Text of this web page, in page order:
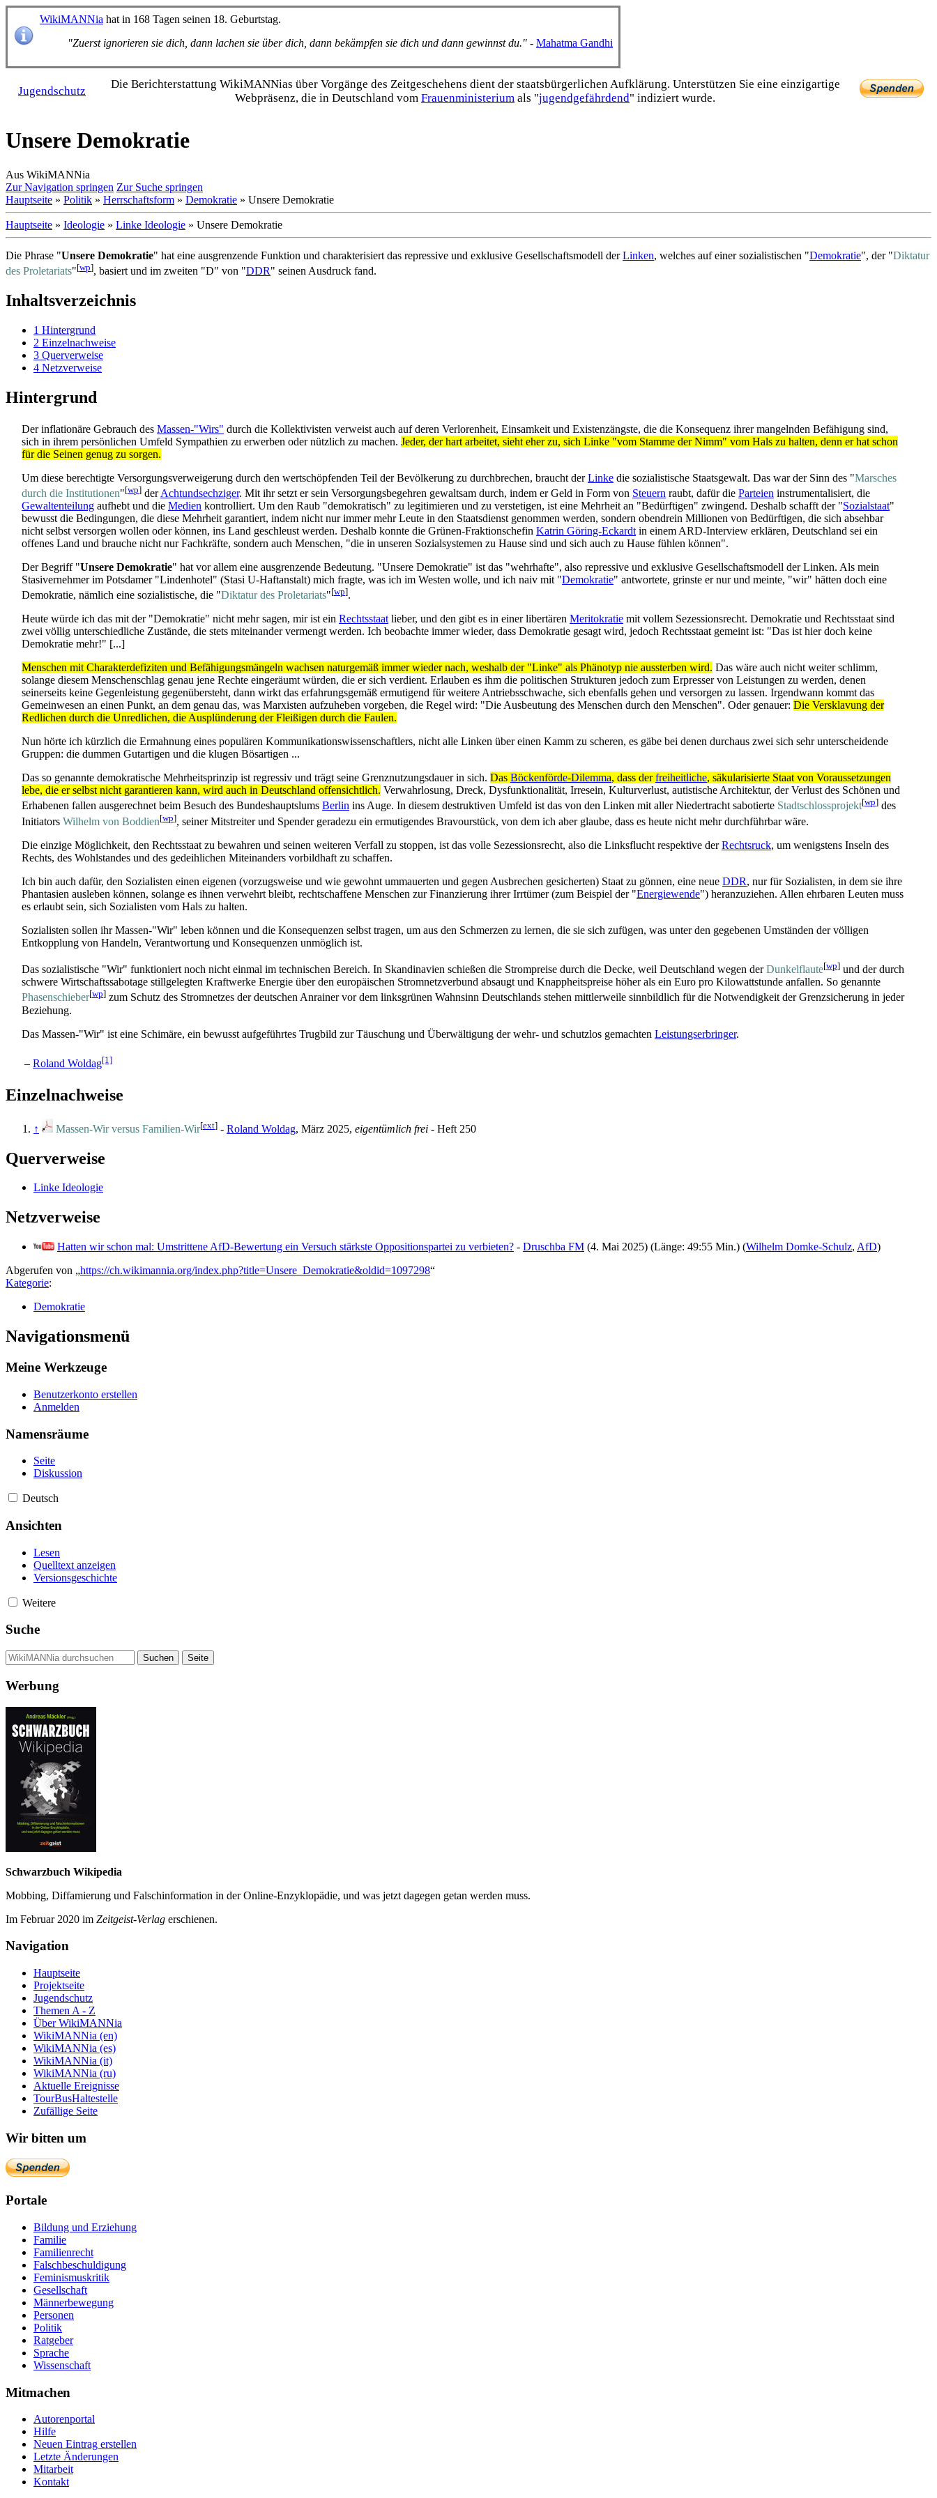
WikiMANNia hat in 168 Tagen seinen 18. Geburtstag.
"Zuerst ignorieren sie dich, dann lachen sie über dich, dann bekämpfen sie dich und dann gewinnst du." - Mahatma Gandhi
Jugendschutz
Die Bericht­erstattung WikiMANNias über Vorgänge des Zeitgeschehens dient der staats­bürgerlichen Aufklärung. Unterstützen Sie eine einzig­artige
Webpräsenz, die in Deutschland vom Frauen­ministerium als "jugend­gefährdend" indiziert wurde.
Unsere Demokratie
Aus WikiMANNia
Zur Navigation springen Zur Suche springen
Hauptseite » Politik » Herrschaftsform » Demokratie » Unsere Demokratie
Hauptseite » Ideologie » Linke Ideologie » Unsere Demokratie
Die Phrase "Unsere Demokratie" hat eine ausgrenzende Funktion und charakterisiert das repressive und exklusive Gesellschaftsmodell derLinken, welches auf einer sozialistischen "Demokratie", der "Diktatur
des Proletariats"[wp], basiert und im zweiten "D" von "DDR" seinen Ausdruck fand.
Inhaltsverzeichnis
1 Hintergrund
2 Einzelnachweise
3 Querverweise
4 Netzverweise
Hintergrund
Der inflationäre Gebrauch des Massen-"Wirs" durch die Kollektivisten verweist auch auf deren Verlorenheit, Einsamkeit und Existenz­ängste, die die Konsequenz ihrer mangelnden Befähigung sind,
sich in ihrem persönlichen Umfeld Sympathien zu erwerben oder nützlich zu machen. Jeder, der hart arbeitet, sieht eher zu, sich Linke "vom Stamme der Nimm" vom Hals zu halten, denn er hat schon
für die Seinen genug zu sorgen.
Um diese berechtigte Versorgungsverweigerung durch den wertschöpfenden Teil der Bevölkerung zu durchbrechen, braucht derLinke die sozialistische Staatsgewalt. Das war der Sinn des "Marsches
durch die Institutionen"[wp] derAchtundsechziger. Mit ihr setzt er sein Versorgungs­begehren gewaltsam durch, indem er Geld in Form von Steuern raubt, dafür die Parteien instrumentalisiert, die
Gewaltenteilung aufhebt und die Medien kontrolliert. Um den Raub "demokratisch" zu legitimieren und zu verstetigen, ist eine Mehrheit an "Bedürftigen" zwingend. Deshalb schafft der "Sozialstaat"
bewusst die Bedingungen, die diese Mehrheit garantiert, indem nicht nur immer mehr Leute in den Staatsdienst genommen werden, sondern obendrein Millionen von Bedürftigen, die sich absehbar
nicht selbst versorgen wollen oder können, ins Land geschleust werden. Deshalb konnte die Grünen-Fraktionschefin Katrin Göring-Eckardt in einem ARD-Interview erklären, Deutschland sei ein
offenes Land und brauche nicht nur Fachkräfte, sondern auch Menschen, "die in unseren Sozialsystemen zu Hause sind und sich auch zu Hause fühlen können".
Der Begriff "Unsere Demokratie" hat vor allem eine ausgrenzende Bedeutung. "Unsere Demokratie" ist das "wehrhafte", also repressive und exklusive Gesellschaftsmodell der Linken. Als mein
Stasivernehmer im Potsdamer "Lindenhotel" (Stasi U-Haftanstalt) mich fragte, was ich im Westen wolle, und ich naiv mit "Demokratie" antwortete, grinste er nur und meinte, "wir" hätten doch eine
Demokratie, nämlich eine sozialistische, die "Diktatur des Proletariats"[wp].
Heute würde ich das mit der "Demokratie" nicht mehr sagen, mir ist ein Rechtsstaatlieber, und den gibt es in einer libertären Meritokratie mit vollem Sezessionsrecht. Demokratie und Rechtsstaat sind
zwei völlig unterschiedliche Zustände, die stets miteinander vermengt werden. Ich beobachte immer wieder, dass Demokratie gesagt wird, jedoch Rechtsstaat gemeint ist: "Das ist hier doch keine
Demokratie mehr!" [...]
Menschen mit Charakterdefiziten und Befähigungsmängeln wachsen naturgemäß immer wieder nach, weshalb der "Linke" als Phänotyp nie aussterben wird. Das wäre auch nicht weiter schlimm,
solange diesem Menschenschlag genau jene Rechte eingeräumt würden, die er sich verdient. Erlauben es ihm die politischen Strukturen jedoch zum Erpresser von Leistungen zu werden, denen
seinerseits keine Gegenleistung gegenübersteht, dann wirkt das erfahrungsgemäß ermutigend für weitere Antriebsschwache, sich ebenfalls gehen und versorgen zu lassen. Irgendwann kommt das
Gemeinwesen an einen Punkt, an dem genau das, was Marxisten aufzuheben vorgeben, die Regel wird: "Die Ausbeutung des Menschen durch den Menschen". Oder genauer: Die Versklavung der
Redlichen durch die Unredlichen, die Ausplünderung der Fleißigen durch die Faulen.
Nun hörte ich kürzlich die Ermahnung eines populären Kommunikations­wissenschaftlers, nicht alle Linken über einen Kamm zu scheren, es gäbe bei denen durchaus zwei sich sehr unterscheidende
Gruppen: die dummen Gutartigen und die klugen Bösartigen ...
Das so genannte demokratische Mehrheitsprinzip ist regressiv und trägt seine Grenznutzungsdauer in sich. Das Böckenförde-Dilemma, dass derfreiheitliche, säkularisierte Staat von Voraussetzungen
lebe, die er selbst nicht garantieren kann, wird auch in Deutschland offensichtlich. Verwahrlosung, Dreck, Dysfunktionalität, Irresein, Kulturverlust, autistische Architektur, der Verlust des Schönen und
Erhabenen fallen ausgerechnet beim Besuch des Bundeshauptslums Berlin ins Auge. In diesem destruktiven Umfeld ist das von den Linken mit aller Niedertracht sabotierte Stadtschloss­projekt[wp] des
Initiators Wilhelm von Boddien[wp], seiner Mitstreiter und Spender geradezu ein ermutigendes Bravourstück, von dem ich aber glaube, dass es heute nicht mehr durchführbar wäre.
Die einzige Möglichkeit, den Rechtsstaat zu bewahren und seinen weiteren Verfall zu stoppen, ist das volle Sezessionsrecht, also die Linksflucht respektive derRechtsruck, um wenigstens Inseln des
Rechts, des Wohlstandes und des gedeihlichen Miteinanders vorbildhaft zu schaffen.
Ich bin auch dafür, den Sozialisten einen eigenen (vorzugsweise und wie gewohnt ummauerten und gegen Ausbrechen gesicherten) Staat zu gönnen, eine neue DDR, nur für Sozialisten, in dem sie ihre
Phantasien ausleben können, solange es ihnen verwehrt bleibt, rechtschaffene Menschen zur Finanzierung ihrer Irrtümer (zum Beispiel der "Energiewende") heranzuziehen. Allen ehrbaren Leuten muss
es erlaubt sein, sich Sozialisten vom Hals zu halten.
Sozialisten sollen ihr Massen-"Wir" leben können und die Konsequenzen selbst tragen, um aus den Schmerzen zu lernen, die sie sich zufügen, was unter den gegebenen Umständen der völligen
Entkopplung von Handeln, Verantwortung und Konsequenzen unmöglich ist.
Das sozialistische "Wir" funktioniert noch nicht einmal im technischen Bereich. In Skandinavien schießen die Strompreise durch die Decke, weil Deutschland wegen derDunkelflaute[wp] und der durch
schwere Wirtschafts­sabotage stillgelegten Kraftwerke Energie über den europäischen Stromnetz­verbund absaugt und Knappheits­preise höher als ein Euro pro Kilowattstunde anfallen. So genannte
Phasenschieber[wp] zum Schutz des Stromnetzes der deutschen Anrainer vor dem linksgrünen Wahnsinn Deutschlands stehen mittlerweile sinnbildlich für die Notwendigkeit der Grenzsicherung in jeder
Beziehung.
Das Massen-"Wir" ist eine Schimäre, ein bewusst aufgeführtes Trugbild zur Täuschung und Überwältigung der wehr- und schutzlos gemachten Leistungs­erbringer.
– Roland Woldag[1]
Einzelnachweise
↑ Massen-Wir versus Familien-Wir[ext] - Roland Woldag, März 2025, eigentümlich frei - Heft 250
Querverweise
Linke Ideologie
Netzverweise
Hatten wir schon mal: Umstrittene AfD-Bewertung ein Versuch stärkste Oppositionspartei zu verbieten? - Druschba FM (4. Mai 2025) (Länge: 49:55 Min.) (Wilhelm Domke-Schulz, AfD)
Abgerufen von „https://ch.wikimannia.org/index.php?title=Unsere_Demokratie&oldid=1097298“
Kategorie:
Demokratie
Navigationsmenü
Meine Werkzeuge
Benutzerkonto erstellen
Anmelden
Namensräume
Seite
Diskussion
Deutsch
Ansichten
Lesen
Quelltext anzeigen
Versionsgeschichte
Weitere
Suche
Werbung
Schwarzbuch Wikipedia
Mobbing, Diffamierung und Falsch­information in der Online-Enzyklo­pädie, und was jetzt da­gegen getan werden muss.
Im Februar 2020 im Zeit­geist-Verlag erschienen.
Navigation
Hauptseite
Projektseite
Jugendschutz
Themen A - Z
Über WikiMANNia
WikiMANNia (en)
WikiMANNia (es)
WikiMANNia (it)
WikiMANNia (ru)
Aktuelle Ereignisse
TourBusHaltestelle
Zufällige Seite
Wir bitten um
Portale
Bildung und Erziehung
Familie
Familienrecht
Falschbeschuldigung
Feminismuskritik
Gesellschaft
Männerbewegung
Personen
Politik
Ratgeber
Sprache
Wissenschaft
Mitmachen
Autorenportal
Hilfe
Neuen Eintrag erstellen
Letzte Änderungen
Mitarbeit
Kontakt